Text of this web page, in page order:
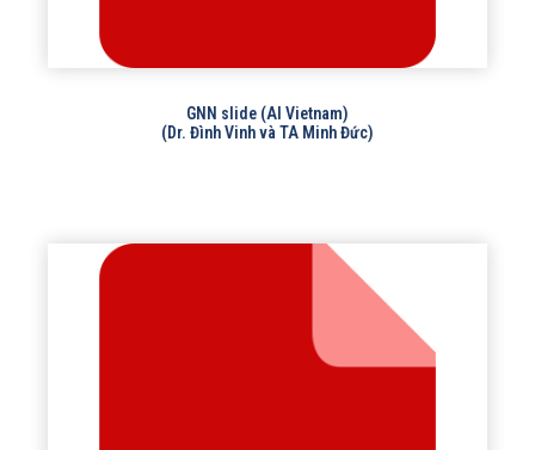
GNN slide (AI Vietnam)
(Dr. Đình Vinh và TA Minh Đức)